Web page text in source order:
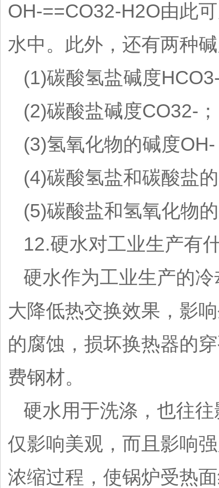
OH-==CO32-H2O由此
水中。此外，还有两种
(1)碳酸氢盐碱度
(2)碳酸盐碱度CO32-；
(3)氢氧化物的碱度
(4)碳酸氢盐和碳酸盐
(5)碳酸盐和氢氧化物
12.硬水对工业生产有
硬水作为工业生产的
大降低热交换效果，影
的腐蚀，损坏换热器的
费钢材。
硬水用于洗涤，也往
仅影响美观，而且影响
浓缩过程，使锅炉受热